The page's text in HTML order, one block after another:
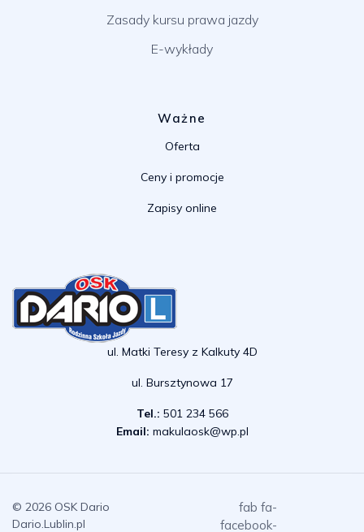
Zasady kursu prawa jazdy
E-wykłady
Ważne
Oferta
Ceny i promocje
Zapisy online
ul. Matki Teresy z Kalkuty 4D
ul. Bursztynowa 17
Tel.: 501 234 566
Email: makulaosk@wp.pl
© 2026 OSK Dario
Dario.Lublin.pl
fab fa-
facebook-